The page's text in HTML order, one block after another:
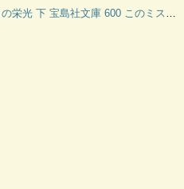
島社文庫 600 このミス大賞 [田口・白鳥シリーズ] [1-2]